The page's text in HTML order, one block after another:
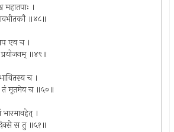
महातपाः ।
॥४८॥
एव च ।
॥४९॥
च ।
तं मृतमेव च ॥५०॥
।
स तु ॥५१॥